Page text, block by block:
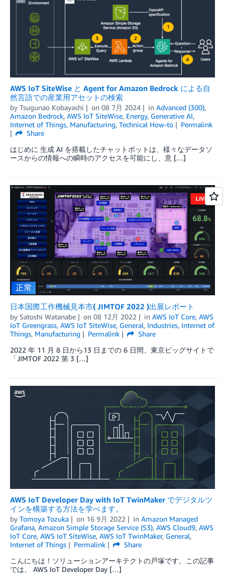
AWS IoT SiteWise と Agent for Amazon Bedrock による自
然言語での産業用アセットの検索
by Tsugunao Kobayashi on 08 7月 2024 in Advanced (300),
Amazon Bedrock, AWS IoT SiteWise, Energy, Generative AI,
Internet of Things, Manufacturing, Technical How-to
Permalink
Share
はじめに 生成 AI を搭載したチャットボットは、様々なデータソ
ースからの情報への瞬時のアクセスを可能にし、意 […]
日本国際工作機械見本市( JIMTOF 2022 )出展レポート
by Satoshi Watanabe on 08 12月 2022 in AWS IoT Core, AWS
IoT Greengrass, AWS IoT SiteWise, General, Industries, Internet of
Things, Manufacturing Permalink
Share
2022 年 11 月 8 日から13 日までの 6 日間、東京ビッグサイトで
「JIMTOF 2022 第 3 […]
AWS IoT Developer Day with IoT TwinMaker でデジタルツ
インを構築する方法を学べます。
by Tomoya Tozuka on 16 9月 2022 in Amazon Managed
Grafana, Amazon Simple Storage Service (S3), AWS Cloud9, AWS
IoT Core, AWS IoT SiteWise, AWS IoT TwinMaker, General,
Internet of Things
Permalink
Share
こんにちは！ソリューションアーキテクトの戸塚です。この記事
では、 AWS IoT Developer Day […]